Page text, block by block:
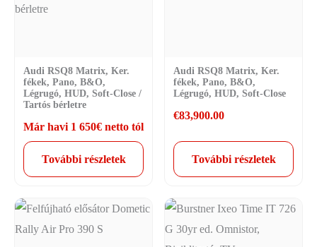
Audi RSQ8 Matrix, Ker.
fékek, Pano, B&O,
Légrugó, HUD, Soft-Close /
Tartós bérletre
Már havi 1 650€ netto tól
További részletek
Audi RSQ8 Matrix, Ker.
fékek, Pano, B&O,
Légrugó, HUD, Soft-Close
€83,900.00
További részletek